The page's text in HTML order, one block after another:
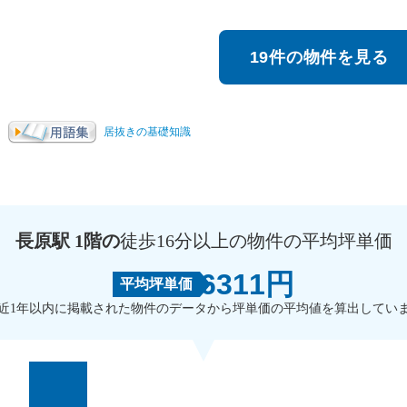
19件の物件を見る
居抜きの基礎知識
長原駅 1階の徒歩16分以上の物件の平均坪単価
平均坪単価 6311円
1年以内に掲載された物件のデータから坪単価の平均値を算出してい